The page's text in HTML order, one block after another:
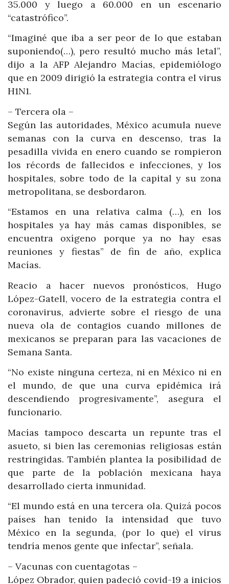
35.000 y luego a 60.000 en un escenario
“catastrófico”.
“Imaginé que iba a ser peor de lo que estaban
suponiendo(…), pero resultó mucho más letal”,
dijo a la AFP Alejandro Macías, epidemiólogo
que en 2009 dirigió la estrategia contra el virus
H1N1.
– Tercera ola –
Según las autoridades, México acumula nueve
semanas con la curva en descenso, tras la
pesadilla vivida en enero cuando se rompieron
los récords de fallecidos e infecciones, y los
hospitales, sobre todo de la capital y su zona
metropolitana, se desbordaron.
“Estamos en una relativa calma (…), en los
hospitales ya hay más camas disponibles, se
encuentra oxígeno porque ya no hay esas
reuniones y fiestas” de fin de año, explica
Macías.
Reacio a hacer nuevos pronósticos, Hugo
López-Gatell, vocero de la estrategia contra el
coronavirus, advierte sobre el riesgo de una
nueva ola de contagios cuando millones de
mexicanos se preparan para las vacaciones de
Semana Santa.
“No existe ninguna certeza, ni en México ni en
el mundo, de que una curva epidémica irá
descendiendo progresivamente”, asegura el
funcionario.
Macías tampoco descarta un repunte tras el
asueto, si bien las ceremonias religiosas están
restringidas. También plantea la posibilidad de
que parte de la población mexicana haya
desarrollado cierta inmunidad.
“El mundo está en una tercera ola. Quizá pocos
países han tenido la intensidad que tuvo
México en la segunda, (por lo que) el virus
tendría menos gente que infectar”, señala.
– Vacunas con cuentagotas –
López Obrador, quien padeció covid-19 a inicios